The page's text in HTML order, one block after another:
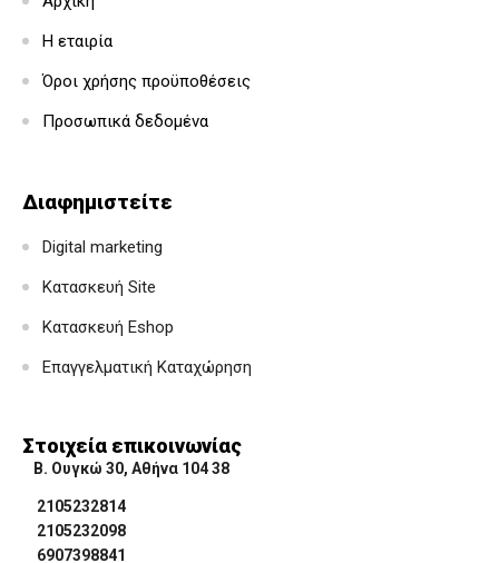
Η εταιρία
Όροι χρήσης προϋποθέσεις
Προσωπικά δεδομένα
Διαφημιστείτε
Digital marketing
Κατασκευή Site
Κατασκευή Eshop
Επαγγελματική Καταχώρηση
Στοιχεία επικοινωνίας
Β. Ουγκώ 30, Αθήνα 104 38
2105232814
2105232098
6907398841